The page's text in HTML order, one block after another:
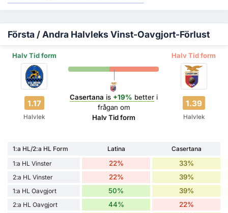
Första / Andra Halvleks Vinst-Oavgjort-Förlust
Halv Tid form Halv Tid form
1.17
Halvlek
Casertana is +19% better i
frågan om
Halv Tid form
1.39
Halvlek
1:a HL/2:a HL Form Latina
Casertana
1:a HL Vinster
22% 33%
2:a HL Vinster 22% 39%
1:a HL Oavgjort 50% 39%
2:a HL Oavgjort 44% 22%